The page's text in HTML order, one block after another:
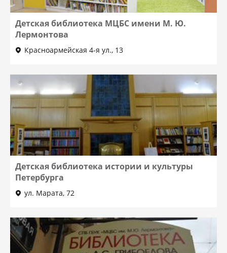
Детская библиотека МЦБС имени М. Ю.
Лермонтова
Красноармейская 4-я ул., 13
Детская библиотека истории и культуры
Петербурга
ул. Марата, 72